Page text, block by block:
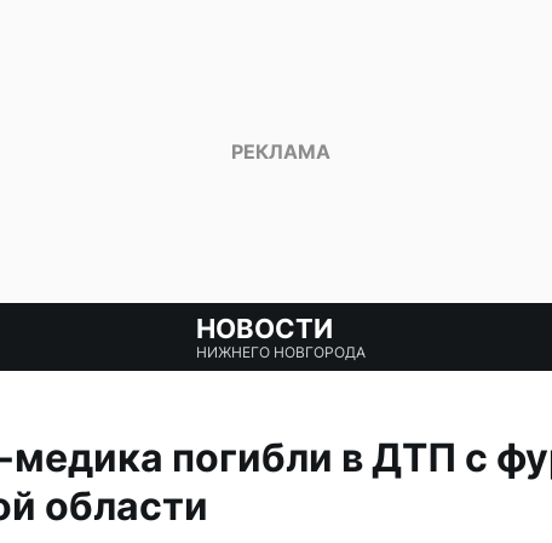
НОВОСТИ
НИЖНЕГО НОВГОРОДА
погибли в ДТП с
области